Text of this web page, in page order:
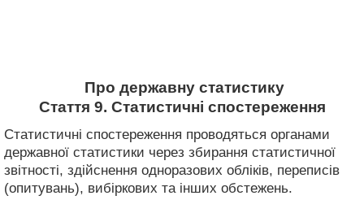
Про державну статистику
Стаття 9. Статистичні спостереження
Статистичні спостереження проводяться органами
державної статистики через збирання статистичної
звітності, здійснення одноразових обліків, переписів
(опитувань), вибіркових та інших обстежень.